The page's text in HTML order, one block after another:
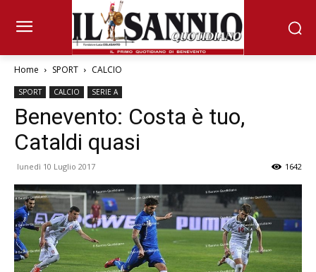
Home SPORT CALCIO
SPORT CALCIO SERIE A
Benevento: Costa è tuo,
Cataldi quasi
lunedì 10 Luglio 2017 1642